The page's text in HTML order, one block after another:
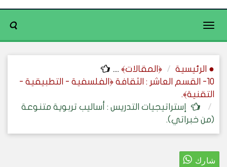
Toggle
● الرئيسية ﴿المقالات﴾ ....
10- القسم العاشر : الثقافة ﴿الفلسفية - التطبيقية -
التقنية﴾.
إستراتيجيات التدريس : أساليب تربوية متنوعة
(من خبراتي).